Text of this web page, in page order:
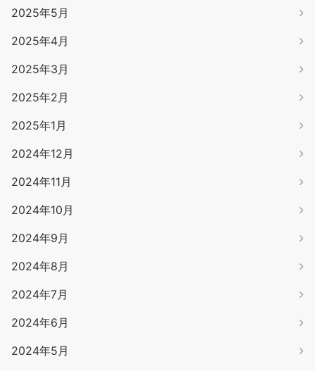
2025年5月
2025年4月
2025年3月
2025年2月
2025年1月
2024年12月
2024年11月
2024年10月
2024年9月
2024年8月
2024年7月
2024年6月
2024年5月